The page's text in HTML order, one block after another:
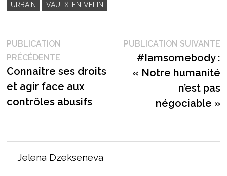
URBAIN
VAULX-EN-VELIN
Navigation
de
l’article
PUBLICATION
PRÉCÉDENTEPublication
précédente :
Connaître ses droits
et agir face aux
contrôles abusifs
PUBLICATION SUIVANTE
#Iamsomebody :
« Notre humanité
n’est pas
négociable »
Jelena Dzekseneva